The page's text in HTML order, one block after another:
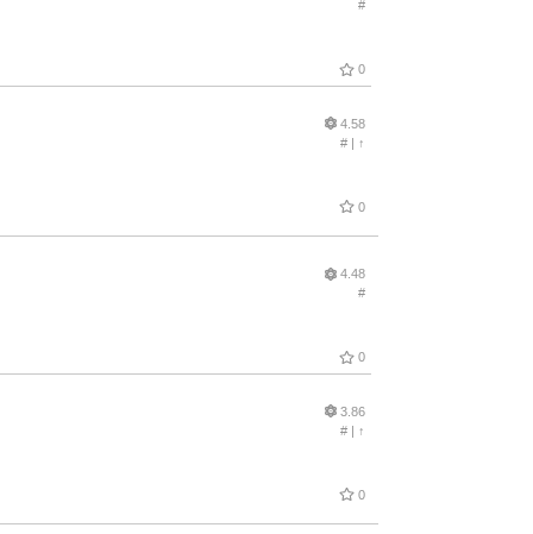
#
0
4.58
#| ↑
0
4.48
#
0
3.86
#| ↑
0